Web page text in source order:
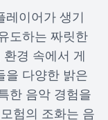
레이어가 생기
도하는 짜릿한
경 속에서 게
을 다양한 밝은
한 음악 경험을
험의 조화는 음